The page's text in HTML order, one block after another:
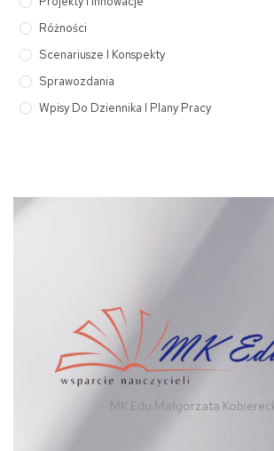
Różności
Scenariusze I Konspekty
Sprawozdania
Wpisy Do Dziennika I Plany Pracy
MK Edu Małgorzata